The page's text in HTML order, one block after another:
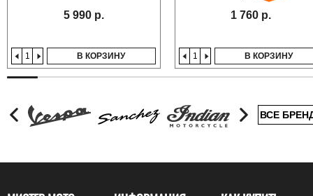
5 990 р.
В КОРЗИНУ
1 760 р.
В КОРЗИНУ
ВСЕ